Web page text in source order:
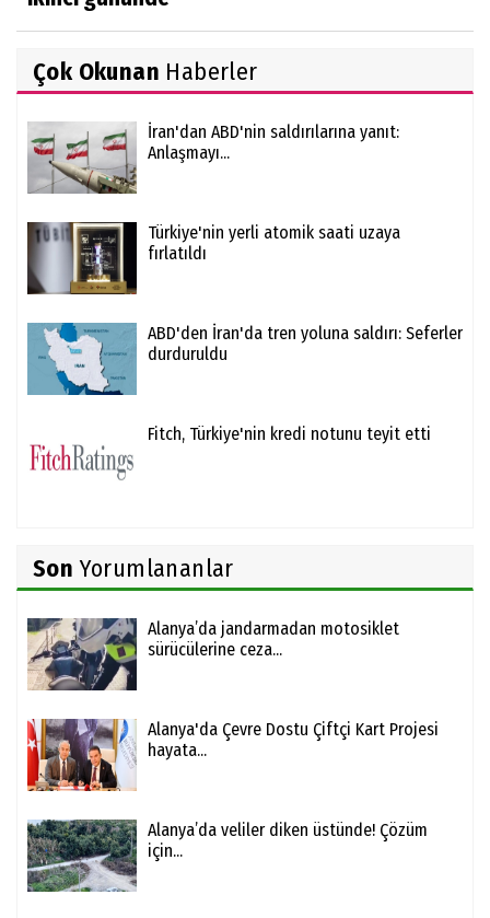
Çok Okunan Haberler
İran'dan ABD'nin saldırılarına yanıt:
Anlaşmayı...
Türkiye'nin yerli atomik saati uzaya
fırlatıldı
ABD'den İran'da tren yoluna saldırı: Seferler
durduruldu
Fitch, Türkiye'nin kredi notunu teyit etti
Son Yorumlananlar
Alanya’da jandarmadan motosiklet
sürücülerine ceza...
Alanya'da Çevre Dostu Çiftçi Kart Projesi
hayata...
Alanya’da veliler diken üstünde! Çözüm
için...